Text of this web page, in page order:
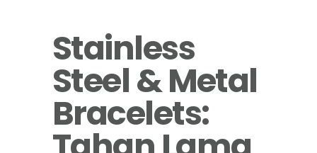
Stainless
Steel & Metal
Bracelets: